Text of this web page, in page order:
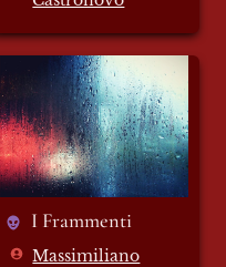
I Frammenti
I Frammenti
Massimiliano